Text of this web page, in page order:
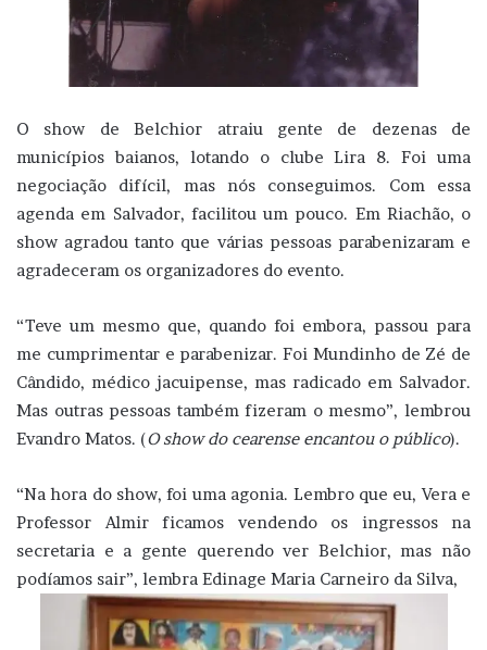
O show de Belchior atraiu gente de dezenas de
municípios baianos, lotando o clube Lira 8. Foi uma
negociação difícil, mas nós conseguimos. Com essa
agenda em Salvador, facilitou um pouco. Em Riachão, o
show agradou tanto que várias pessoas parabenizaram e
agradeceram os organizadores do evento.
“Teve um mesmo que, quando foi embora, passou para
me cumprimentar e parabenizar. Foi Mundinho de Zé de
Cândido, médico jacuipense, mas radicado em Salvador.
Mas outras pessoas também fizeram o mesmo”, lembrou
Evandro Matos. (O show do cearense encantou o público).
“Na hora do show, foi uma agonia. Lembro que eu, Vera e
Professor Almir ficamos vendendo os ingressos na
secretaria e a gente querendo ver Belchior, mas não
podíamos sair”, lembra Edinage Maria Carneiro da Silva,